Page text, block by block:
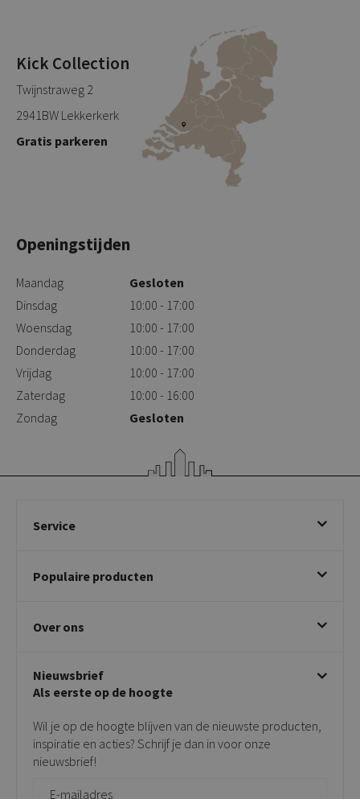
Kick Collection
Twijnstraweg 2
2941BW Lekkerkerk
Gratis parkeren
Openingstijden
Maandag
Gesloten
Dinsdag
10:00 - 17:00
Woensdag
10:00 - 17:00
Donderdag
10:00 - 17:00
Vrijdag
10:00 - 17:00
Zaterdag
10:00 - 16:00
Zondag
Gesloten
Service
Betalen & annuleren
Klachtafhandeling
Privacy policy
Populaire producten
Draaibare eetkamerstoelen
Taupe stoelen
Tuinstoelen
Bijzettafels
Over ons
Showroom
Contact
Onderhoudsproducten
Vloerbescherming
Giftcards
Nieuwsbrief
Als eerste op de hoogte
Wil je op de hoogte blijven van de nieuwste producten,
inspiratie en acties? Schrijf je dan in voor onze
nieuwsbrief!